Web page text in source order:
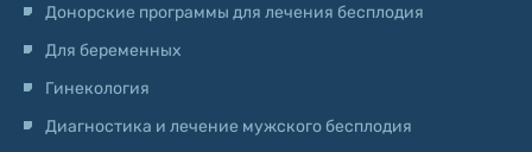
Донорские программы для лечения бесплодия
Для беременных
Гинекология
Диагностика и лечение мужского бесплодия